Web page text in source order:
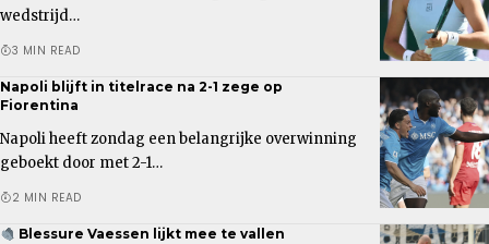
wedstrijd…
3 MIN READ
Napoli blijft in titelrace na 2-1 zege op
Fiorentina
Napoli heeft zondag een belangrijke overwinning
geboekt door met 2-1…
2 MIN READ
Blessure Vaessen lijkt mee te vallen